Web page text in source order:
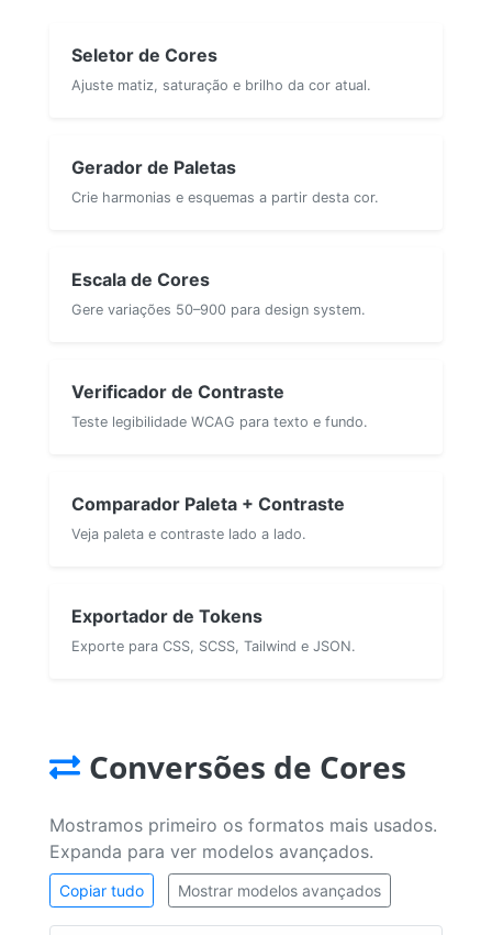
Seletor de Cores
Ajuste matiz, saturação e brilho da cor atual.
Gerador de Paletas
Crie harmonias e esquemas a partir desta cor.
Escala de Cores
Gere variações 50–900 para design system.
Verificador de Contraste
Teste legibilidade WCAG para texto e fundo.
Comparador Paleta + Contraste
Veja paleta e contraste lado a lado.
Exportador de Tokens
Exporte para CSS, SCSS, Tailwind e JSON.
Conversões de Cores
Mostramos primeiro os formatos mais usados.
Expanda para ver modelos avançados.
Copiar tudo Mostrar modelos avançados